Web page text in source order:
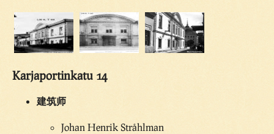
Karjaportinkatu 14
建筑师
Johan Henrik Stråhlman